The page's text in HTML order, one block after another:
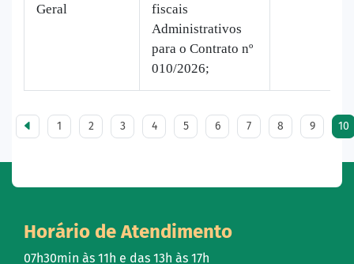
Geral
fiscais
Administrativos
para o Contrato nº
010/2026;
1 2 3 4 5 6 7 8 9 10
Horário de Atendimento
07h30min às 11h e das 13h às 17h